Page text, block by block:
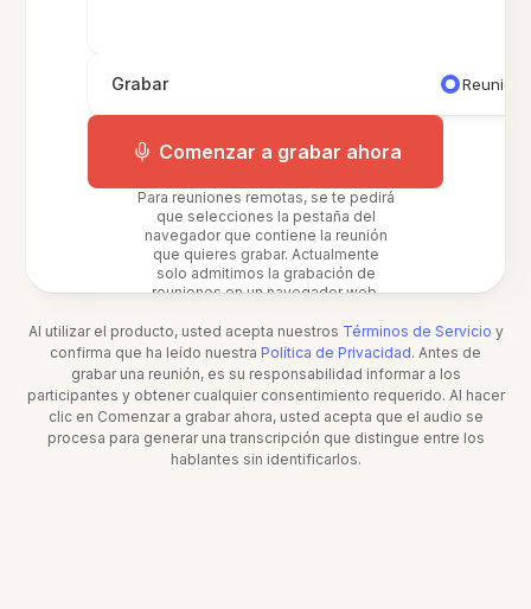
Grabar Reunión
Comenzar a grabar ahora
Para reuniones remotas, se te pedirá
que selecciones la pestaña del
navegador que contiene la reunión
que quieres grabar. Actualmente
solo admitimos la grabación de
reuniones en un navegador web.
Al utilizar el producto, usted acepta nuestros Términos de Servicio y
confirma que ha leído nuestra Política de Privacidad. Antes de
grabar una reunión, es su responsabilidad informar a los
participantes y obtener cualquier consentimiento requerido. Al hacer
clic en Comenzar a grabar ahora, usted acepta que el audio se
procesa para generar una transcripción que distingue entre los
hablantes sin identificarlos.